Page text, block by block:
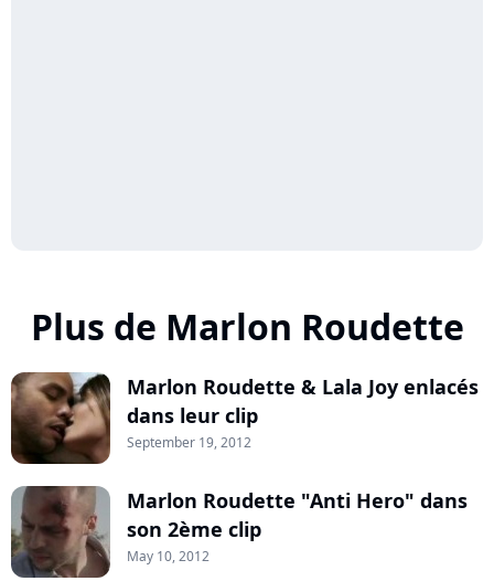
Plus de Marlon Roudette
Marlon Roudette & Lala Joy enlacés
dans leur clip
September 19, 2012
Marlon Roudette "Anti Hero" dans
son 2ème clip
May 10, 2012